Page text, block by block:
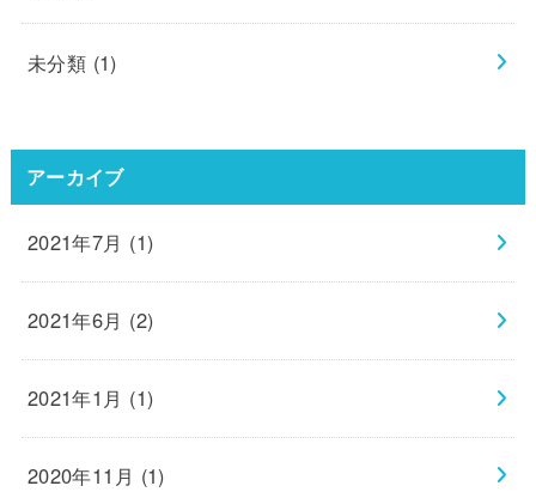
未分類 (1)
アーカイブ
2021年7月 (1)
2021年6月 (2)
2021年1月 (1)
2020年11月 (1)